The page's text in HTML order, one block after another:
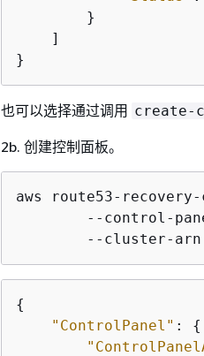
        }
    ]
}
也可以选择通过调用 create-
2b. 创建控制面板。
aws route53-
--control-
--cluster-
{
"ControlPanel" : {